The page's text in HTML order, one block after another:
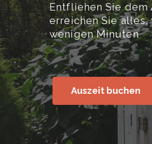
Entfliehen Sie
erreichen Sie
wenigen Minuten
Auszeit buchen